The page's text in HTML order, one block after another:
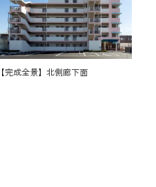
【完成全景】北側廊下面